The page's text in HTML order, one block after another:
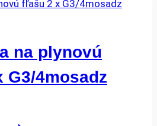
na plynovú
G3/4mosadz